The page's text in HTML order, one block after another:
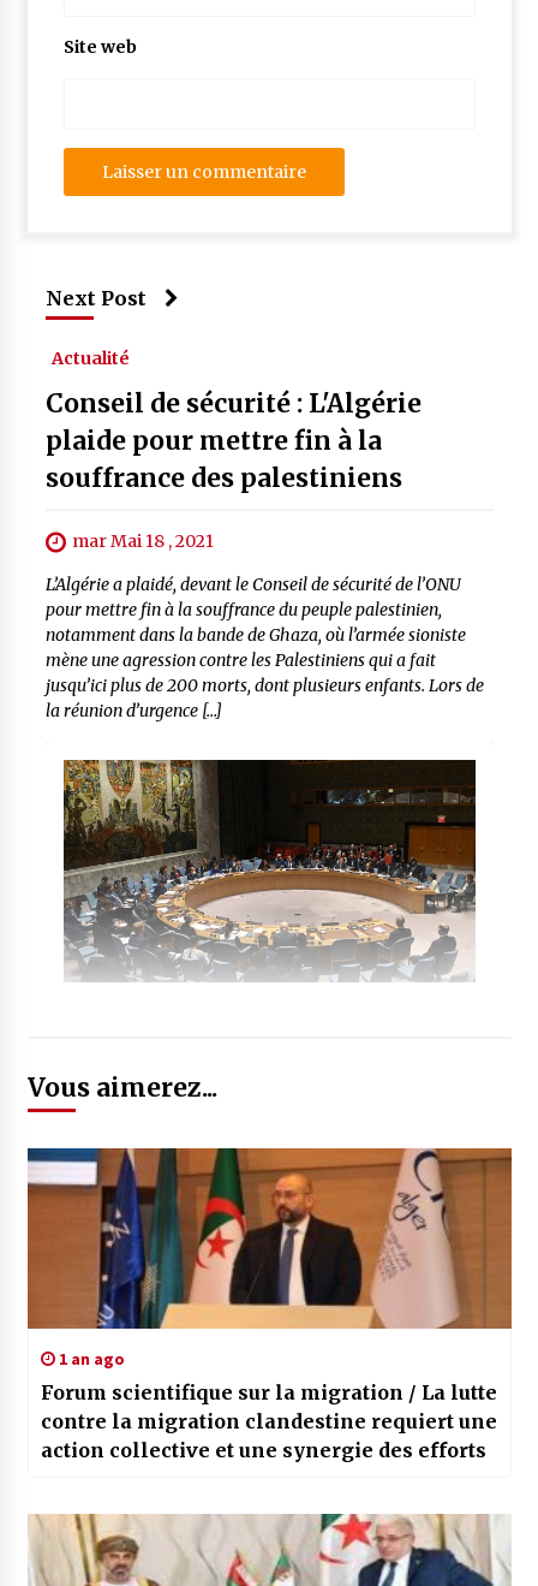
Site web
Next Post
Actualité
Conseil de sécurité : L'Algérie
plaide pour mettre fin à la
souffrance des palestiniens
mar Mai 18 , 2021
L’Algérie a plaidé, devant le Conseil de sécurité de l’ONU
pour mettre fin à la souffrance du peuple palestinien,
notamment dans la bande de Ghaza, où l’armée sioniste
mène une agression contre les Palestiniens qui a fait
jusqu’ici plus de 200 morts, dont plusieurs enfants. Lors de
la réunion d’urgence […]
Vous aimerez...
1 an ago
Forum scientifique sur la migration / La lutte
contre la migration clandestine requiert une
action collective et une synergie des efforts